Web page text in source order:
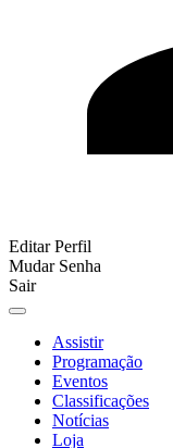
Editar Perfil
Mudar Senha
Sair
Assistir
Programação
Eventos
Classificações
Notícias
Loja